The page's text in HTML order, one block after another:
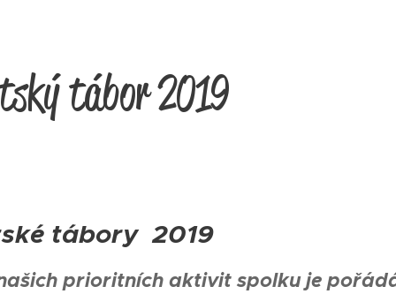
tábor 2019
tábory 2019
prioritních aktivit spolku je